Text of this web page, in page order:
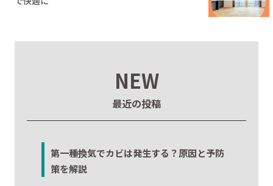
NEW
最近の投稿
第一種換気でカビは発生する？原因と予防
策を解説